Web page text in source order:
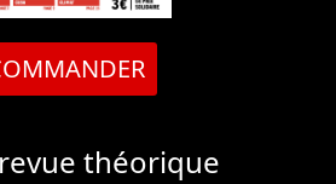
théorique